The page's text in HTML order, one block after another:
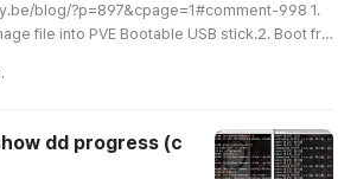
blog/?p=897&cpage=1#comment-998 1.
file into PVE Bootable USB stick.2. Boot fro
statusNormally, you'll see boot prompt
/dev/sdb1 /mnt (note: the /dev/sdb1 repr
dd progress (c